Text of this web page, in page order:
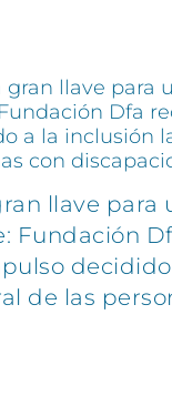
llave para
Fundación
decidido
de las